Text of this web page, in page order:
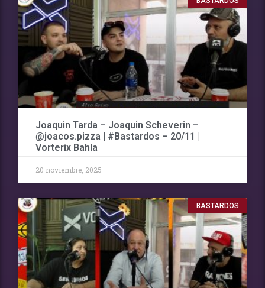
Joaquin Tarda – Joaquin Scheverin –
@joacos.pizza | #Bastardos – 20/11 |
Vorterix Bahía
20 noviembre, 2025
BASTARDOS